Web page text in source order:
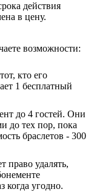
действия
в цену.
возможности:
кто его
1 бесплатный
до 4 гостей. Они
до тех пор, пока
браслетов - 300
право удалять,
когда угодно.